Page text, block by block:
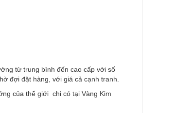
từ trung bình đến cao cấp với số
đợi đặt hàng, với giá cả cạnh tranh.
của thế giới chỉ có tại Vàng Kim